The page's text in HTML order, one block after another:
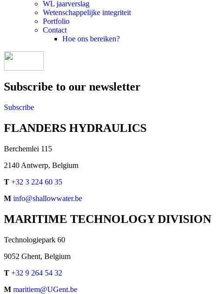
WL jaarverslag
Wetenschappelijke integriteit
Portfolio
Contact
Hoe ons bereiken?
Subscribe to our newsletter
Subscribe
FLANDERS HYDRAULICS
Berchemlei 115
2140 Antwerp, Belgium
T +32 3 224 60 35
M info@shallowwater.be
MARITIME TECHNOLOGY DIVISION
Technologiepark 60
9052 Ghent, Belgium
T +32 9 264 54 32
M maritiem@UGent.be